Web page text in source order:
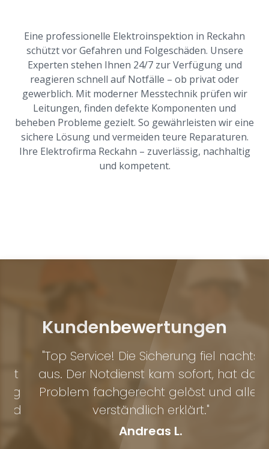
Eine professionelle Elektroinspektion in Reckahn
schützt vor Gefahren und Folgeschäden. Unsere
Experten stehen Ihnen 24/7 zur Verfügung und
reagieren schnell auf Notfälle – ob privat oder
gewerblich. Mit moderner Messtechnik prüfen wir
Leitungen, finden defekte Komponenten und
beheben Probleme gezielt. So gewährleisten wir eine
sichere Lösung und vermeiden teure Reparaturen.
Ihre Elektrofirma Reckahn – zuverlässig, nachhaltig
und kompetent.
Kundenbewertungen
"Top Service! Die Sicherung fiel nachts
aus. Der Notdienst kam sofort, hat das
Problem fachgerecht gelöst und alles
verständlich erklärt."
Andreas L.